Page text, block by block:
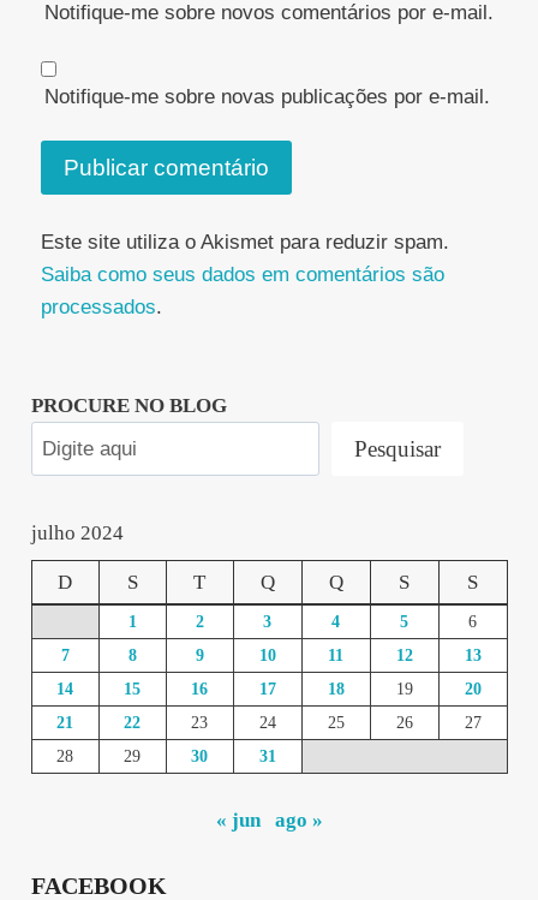
Notifique-me sobre novos comentários por e-mail.
Notifique-me sobre novas publicações por e-mail.
Este site utiliza o Akismet para reduzir spam.
Saiba como seus dados em comentários são
processados.
PROCURE NO BLOG
Pesquisar
julho 2024
D S T Q Q S S
1 2 3 4 5
6
7
8 9 10 11 12
13
14
15 16 17 18 19
20
21
22 23 24 25 26
27
28
29 30 31
« jun ago »
FACEBOOK